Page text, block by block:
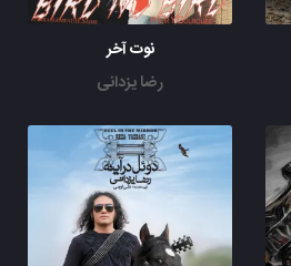
نوت آخر
رضا یزدانی